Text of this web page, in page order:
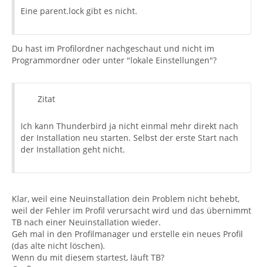
Eine parent.lock gibt es nicht.
Du hast im Profilordner nachgeschaut und nicht im
Programmordner oder unter "lokale Einstellungen"?
Zitat
Ich kann Thunderbird ja nicht einmal mehr direkt nach
der Installation neu starten. Selbst der erste Start nach
der Installation geht nicht.
Klar, weil eine Neuinstallation dein Problem nicht behebt,
weil der Fehler im Profil verursacht wird und das übernimmt
TB nach einer Neuinstallation wieder.
Geh mal in den Profilmanager und erstelle ein neues Profil
(das alte nicht löschen).
Wenn du mit diesem startest, läuft TB?